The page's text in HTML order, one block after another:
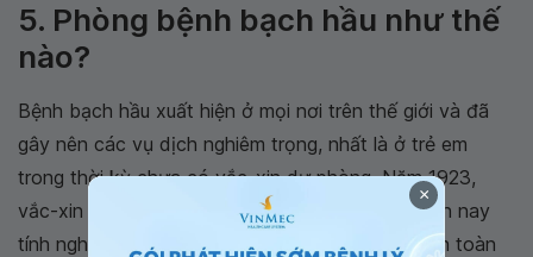
5. Phòng bệnh bạch hầu như thế
nào?
Bệnh bạch hầu xuất hiện ở mọi nơi trên thế giới và đã
gây nên các vụ dịch nghiêm trọng, nhất là ở trẻ em
trong thời kỳ chưa có vắc-xin dự phòng. Năm 1923,
vắc-xin giải độc tố
bạch hầura đời và từ đó đến nay
tính nghiêm trọng của bệnh dịch đã thay đổi trên toàn
×